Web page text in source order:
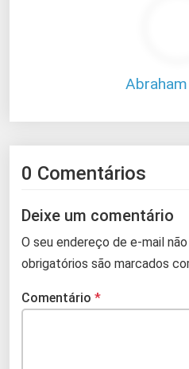
0 Comentários
Deixe um comentário
O seu endereço de e-mail
obrigatórios são marcados
Comentário *